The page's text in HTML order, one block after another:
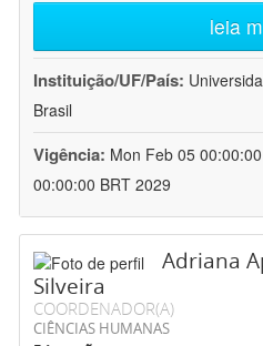
leia
Instituição/UF/País:
Brasil
Vigência: Mon Feb 05
00:00:00 BRT 2029
Adriana
Silveira
COORDENADOR(A)
CIÊNCIAS HUMANAS